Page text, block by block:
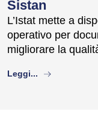
Sistan
L’Istat mette a
operativo per
migliorare la
Leggi... about